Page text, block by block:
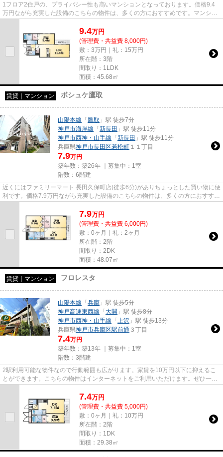
1フロア2住戸の、プライバシー性も高いマンションとなっております。価格9.4
万円ながら充実した設備のこちらの物件は、多くの方におすすめです。マンショ
9.4万円
(管理費・共益費 8,000円)
敷：3万円｜礼：15万円
所在階：3階
間取り：1LDK
面積：45.68㎡
賃貸｜マンション ボシュケ鷹取
山陽本線 「 鷹取 」駅 徒歩7分
神戸市海岸線 「 新長田 」駅 徒歩11分
神戸市西神・山手線 「 新長田 」駅 徒歩11分
兵庫県神戸市長田区若松町 １１丁目
7.9万円
築年数：築26年 ｜募集中： 1室
階数：6階建
近くにはファミリーマート 長田久保町店(徒歩6分)がありちょっとした買い物に便
利です。価格7.9万円ながら充実した設備のこちらの物件は、多くの方におすすめ
7.9万円
(管理費・共益費 6,000円)
敷：0ヶ月｜礼：2ヶ月
所在階：2階
間取り：2DK
面積：48.07㎡
賃貸｜マンション フロレスタ
山陽本線 「 兵庫 」駅 徒歩5分
神戸高速東西線 「 大開 」駅 徒歩8分
神戸市西神・山手線 「 上沢 」駅 徒歩13分
兵庫県神戸市兵庫区駅前通 ３丁目
7.4万円
築年数：築13年 ｜募集中： 1室
階数：3階建
2駅利用可能な物件なので行動範囲も広がります。家賃を10万円以下に抑えるこ
とができます。こちらの物件はインターネットをご利用いただけます。ぜひ一度
7.4万円
(管理費・共益費 5,000円)
敷：0ヶ月｜礼：10万円
所在階：2階
間取り：1DK
面積：29.38㎡